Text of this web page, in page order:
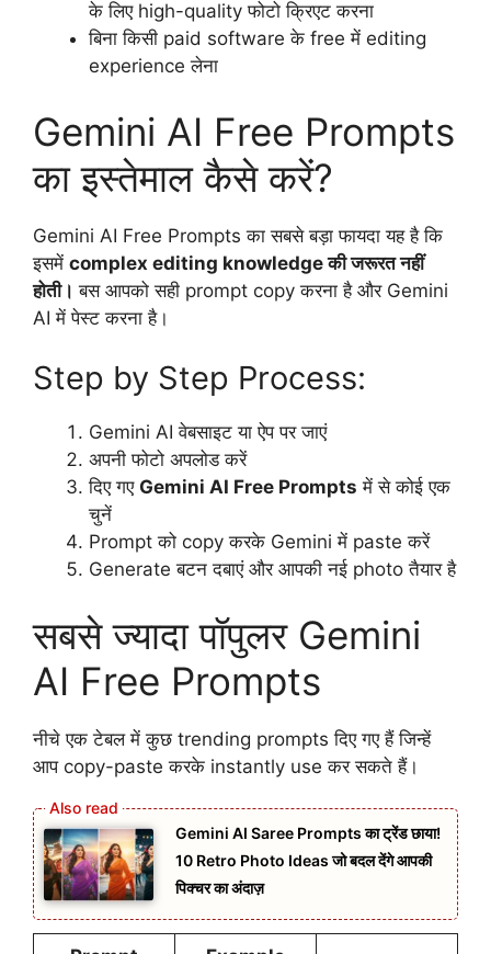
के लिए high-quality फोटो क्रिएट करना
बिना किसी paid software के free में editing
experience लेना
Gemini AI Free Prompts
का इस्तेमाल कैसे करें?
Gemini AI Free Prompts का सबसे बड़ा फायदा यह है कि
इसमें complex editing knowledge की जरूरत नहीं
होती। बस आपको सही prompt copy करना है और Gemini
AI में पेस्ट करना है।
Step by Step Process:
Gemini AI वेबसाइट या ऐप पर जाएं
अपनी फोटो अपलोड करें
दिए गए Gemini AI Free Prompts में से कोई एक
चुनें
Prompt को copy करके Gemini में paste करें
Generate बटन दबाएं और आपकी नई photo तैयार है
सबसे ज्यादा पॉपुलर Gemini
AI Free Prompts
नीचे एक टेबल में कुछ trending prompts दिए गए हैं जिन्हें
आप copy-paste करके instantly use कर सकते हैं।
Gemini AI Saree Prompts का ट्रेंड छाया!
10 Retro Photo Ideas जो बदल देंगे आपकी
पिक्चर का अंदाज़